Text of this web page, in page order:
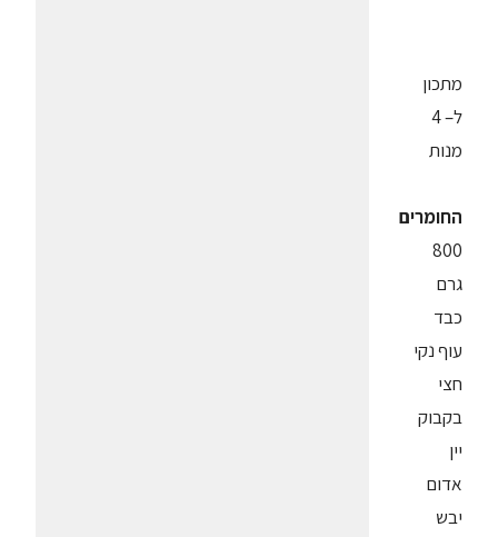
מתכון
ל– 4
מנות
החומרים
800
גרם
כבד
עוף נקי
חצי
בקבוק
יין
אדום
יבש